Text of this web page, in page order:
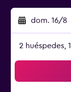
dom. 16/8
2 huéspedes,